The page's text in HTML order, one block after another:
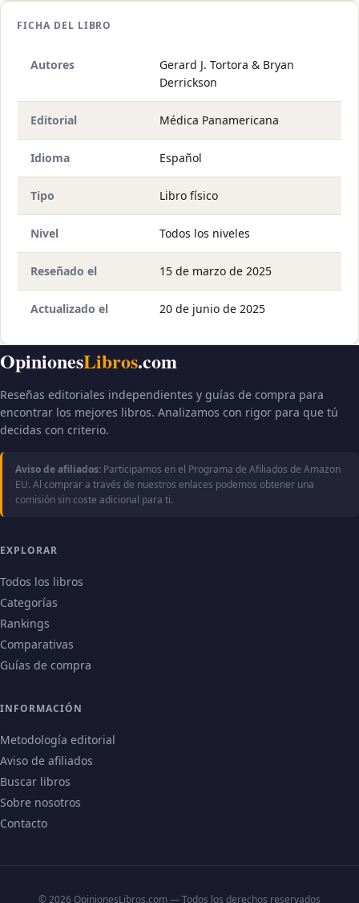
FICHA DEL LIBRO
Autores
Gerard J. Tortora & Bryan
Derrickson
Editorial Médica Panamericana
Idioma Español
Tipo Libro físico
Nivel Todos los niveles
Reseñado el 15 de marzo de 2025
Actualizado el 20 de junio de 2025
OpinionesLibros.com
Reseñas editoriales independientes y guías de compra para
encontrar los mejores libros. Analizamos con rigor para que tú
decidas con criterio.
Aviso de afiliados: Participamos en el Programa de Afiliados de Amazon
EU. Al comprar a través de nuestros enlaces podemos obtener una
comisión sin coste adicional para ti.
EXPLORAR
Todos los libros
Categorías
Rankings
Comparativas
Guías de compra
INFORMACIÓN
Metodología editorial
Aviso de afiliados
Buscar libros
Sobre nosotros
Contacto
© 2026 OpinionesLibros.com — Todos los derechos reservados